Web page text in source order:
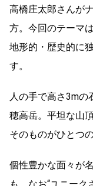
高橋庄太郎さんが
方。今回のテーマ
地形的・歴史的に
す。
人の手で高さ3mの
穂高岳。平坦な山
そのものがひとつ
個性豊かな面々が
も、なお“ユニーク